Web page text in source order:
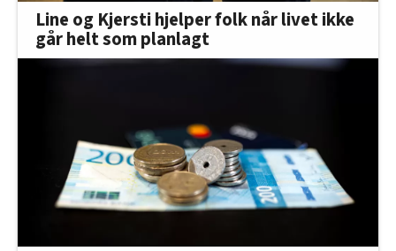
Line og Kjersti hjelper folk når livet ikke
går helt som planlagt